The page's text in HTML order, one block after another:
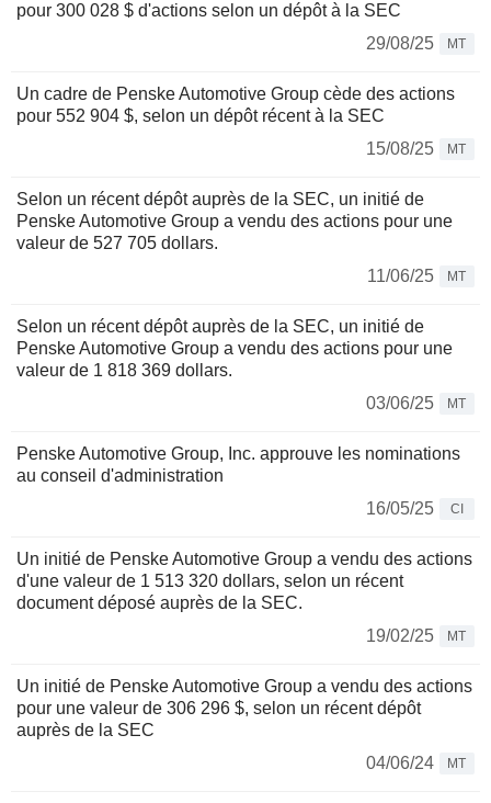
pour 300 028 $ d'actions selon un dépôt à la SEC
29/08/25
MT
Un cadre de Penske Automotive Group cède des actions
pour 552 904 $, selon un dépôt récent à la SEC
15/08/25
MT
Selon un récent dépôt auprès de la SEC, un initié de
Penske Automotive Group a vendu des actions pour une
valeur de 527 705 dollars.
11/06/25
MT
Selon un récent dépôt auprès de la SEC, un initié de
Penske Automotive Group a vendu des actions pour une
valeur de 1 818 369 dollars.
03/06/25
MT
Penske Automotive Group, Inc. approuve les nominations
au conseil d'administration
16/05/25
CI
Un initié de Penske Automotive Group a vendu des actions
d'une valeur de 1 513 320 dollars, selon un récent
document déposé auprès de la SEC.
19/02/25
MT
Un initié de Penske Automotive Group a vendu des actions
pour une valeur de 306 296 $, selon un récent dépôt
auprès de la SEC
04/06/24
MT